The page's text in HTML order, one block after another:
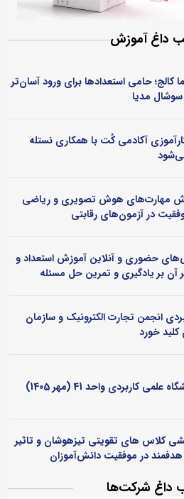
داغ آموزش
کالج؛ حامی استعدادها برای ورود آسان‌تر
مدیا
آکادمی کُت با همکاری نستله
می‌شود
مهارت‌های هوش تصویری و ریاضی
در آزمون‌های رقابتی
حضوری و آنلاین آموزش استعداد و
آن بر یادگیری و تمرین حل مسئله
انجمن تجارت الکترونیک و سازمان
خورد
کاربردی واحد 41 (مهر 1405)
کلاس ‌های تقویتی تیزهوشان و تاثیر
هدفمند در موفقیت دانش‌آموزان
داغ شرکت‌ها